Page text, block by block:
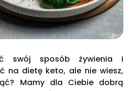
swój sposób żywienia i
na dietę keto, ale nie wiesz,
Mamy dla Ciebie dobrą